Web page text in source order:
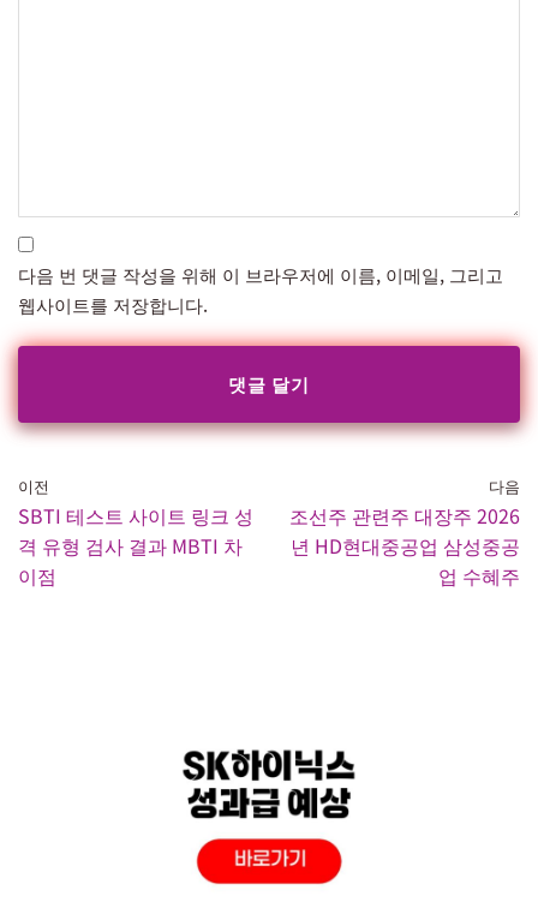
다음 번 댓글 작성을 위해 이 브라우저에 이름, 이메일, 그리고
웹사이트를 저장합니다.
이전
SBTI 테스트 사이트 링크 성
격 유형 검사 결과 MBTI 차
이점
다음
조선주 관련주 대장주 2026
년 HD현대중공업 삼성중공
업 수혜주